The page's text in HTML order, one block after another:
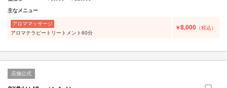
主なメニュー
アロママッサージ
アロマテラピートリートメント60分
￥8,000 （税込）
店舗公式